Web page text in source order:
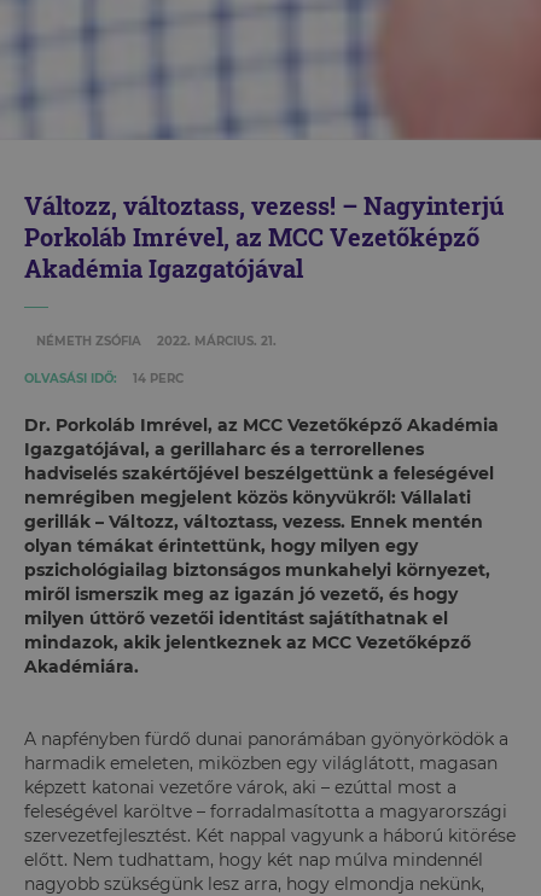
Változz, változtass, vezess! – Nagyinterjú
Porkoláb Imrével, az MCC Vezetőképző
Akadémia Igazgatójával
NÉMETH ZSÓFIA 2022. MÁRCIUS. 21.
OLVASÁSI IDŐ: 14 PERC
Dr. Porkoláb Imrével, az MCC Vezetőképző Akadémia
Igazgatójával, a gerillaharc és a terrorellenes
hadviselés szakértőjével beszélgettünk a feleségével
nemrégiben megjelent közös könyvükről: Vállalati
gerillák – Változz, változtass, vezess. Ennek mentén
olyan témákat érintettünk, hogy milyen egy
pszichológiailag biztonságos munkahelyi környezet,
miről ismerszik meg az igazán jó vezető, és hogy
milyen úttörő vezetői identitást sajátíthatnak el
mindazok, akik jelentkeznek az MCC Vezetőképző
Akadémiára.
A napfényben fürdő dunai panorámában gyönyörködök a
harmadik emeleten, miközben egy világlátott, magasan
képzett katonai vezetőre várok, aki – ezúttal most a
feleségével karöltve – forradalmasította a magyarországi
szervezetfejlesztést. Két nappal vagyunk a háború kitörése
előtt. Nem tudhattam, hogy két nap múlva mindennél
nagyobb szükségünk lesz arra, hogy elmondja nekünk,